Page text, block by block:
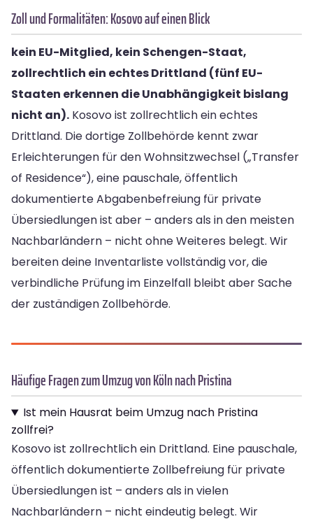
Zoll und Formalitäten: Kosovo auf einen Blick
kein EU-Mitglied, kein Schengen-Staat,
zollrechtlich ein echtes Drittland (fünf EU-
Staaten erkennen die Unabhängigkeit bislang
nicht an). Kosovo ist zollrechtlich ein echtes
Drittland. Die dortige Zollbehörde kennt zwar
Erleichterungen für den Wohnsitzwechsel („Transfer
of Residence“), eine pauschale, öffentlich
dokumentierte Abgabenbefreiung für private
Übersiedlungen ist aber – anders als in den meisten
Nachbarländern – nicht ohne Weiteres belegt. Wir
bereiten deine Inventarliste vollständig vor, die
verbindliche Prüfung im Einzelfall bleibt aber Sache
der zuständigen Zollbehörde.
Häufige Fragen zum Umzug von Köln nach Pristina
Ist mein Hausrat beim Umzug nach Pristina
zollfrei?
Kosovo ist zollrechtlich ein Drittland. Eine pauschale,
öffentlich dokumentierte Zollbefreiung für private
Übersiedlungen ist – anders als in vielen
Nachbarländern – nicht eindeutig belegt. Wir